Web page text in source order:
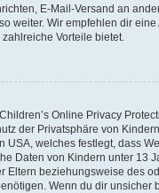
E-Mail-Versand an
weiter. Wir empfehlen dir
Vorteile bietet.
Online Privacy
der Privatsphäre von
USA, welches festlegt, dass
Daten von Kindern unter 13
Eltern beziehungsweise des
Wenn du dir unsicher